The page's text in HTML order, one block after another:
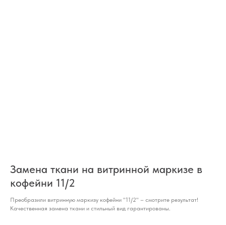
Замена ткани на витринной маркизе в
кофейни 11/2
Преобразили витринную маркизу кофейни "11/2" – смотрите результат!
Качественная замена ткани и стильный вид гарантированы.